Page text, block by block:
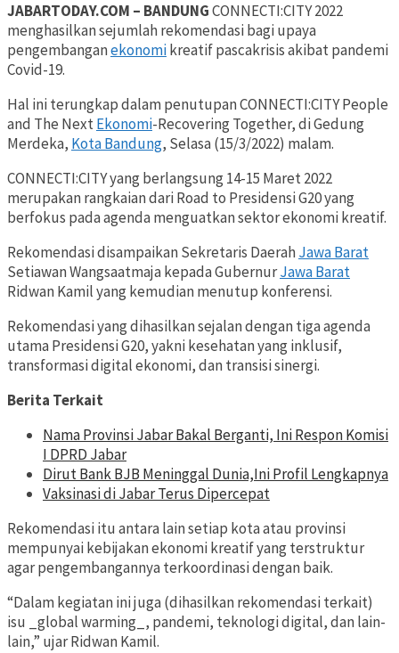
JABARTODAY.COM – BANDUNGCONNECTI:CITY 2022
menghasilkan sejumlah rekomendasi bagi upaya
pengembanganekonomikreatif pascakrisis akibat pandemi
Covid-19.
Hal ini terungkap dalam penutupan CONNECTI:CITY People
and The NextEkonomi-Recovering Together, di Gedung
Merdeka, Kota Bandung, Selasa (15/3/2022) malam.
CONNECTI:CITY yang berlangsung 14-15 Maret 2022
merupakan rangkaian dari Road to Presidensi G20 yang
berfokus pada agenda menguatkan sektor ekonomi kreatif.
Rekomendasi disampaikan Sekretaris DaerahJawa Barat
Setiawan Wangsaatmaja kepada GubernurJawa Barat
Ridwan Kamil yang kemudian menutup konferensi.
Rekomendasi yang dihasilkan sejalan dengan tiga agenda
utama Presidensi G20, yakni kesehatan yang inklusif,
transformasi digital ekonomi, dan transisi sinergi.
Berita Terkait
Nama Provinsi Jabar Bakal Berganti, Ini Respon Komisi
I DPRD Jabar
Dirut Bank BJB Meninggal Dunia,Ini Profil Lengkapnya
Vaksinasi di Jabar Terus Dipercepat
Rekomendasi itu antara lain setiap kota atau provinsi
mempunyai kebijakan ekonomi kreatif yang terstruktur
agar pengembangannya terkoordinasi dengan baik.
“Dalam kegiatan ini juga (dihasilkan rekomendasi terkait)
isu _global warming_, pandemi, teknologi digital, dan lain-
lain,” ujar Ridwan Kamil.